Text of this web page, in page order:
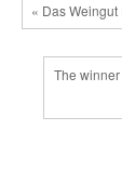
« Das
The